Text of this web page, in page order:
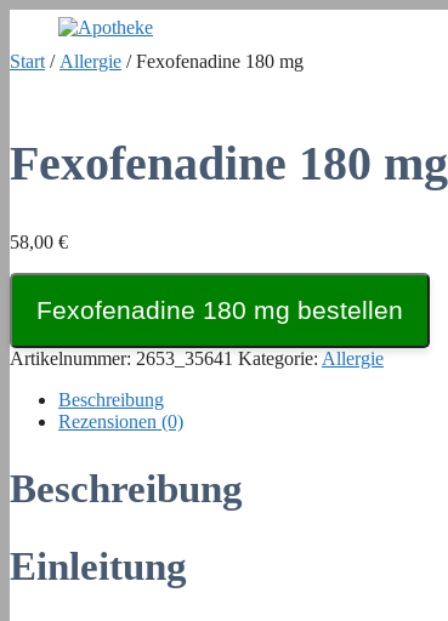
springen
Start / Allergie / Fexofenadine 180 mg
Fexofenadine 180 mg
58,00 €
Fexofenadine 180 mg bestellen
Artikelnummer: 2653_35641 Kategorie: Allergie
Beschreibung
Rezensionen (0)
Beschreibung
Einleitung